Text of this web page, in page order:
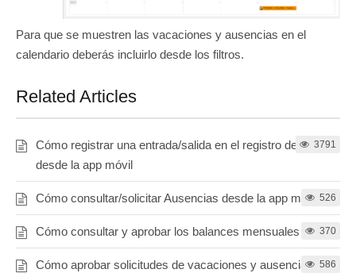
Para que se muestren las vacaciones y ausencias en el
calendario deberás incluirlo desde los filtros.
Related Articles
Cómo registrar una entrada/salida en el registro de jornada
desde la app móvil
3791
Cómo consultar/solicitar Ausencias desde la app móvil 526
Cómo consultar y aprobar los balances mensuales 370
Cómo aprobar solicitudes de vacaciones y ausencias 586